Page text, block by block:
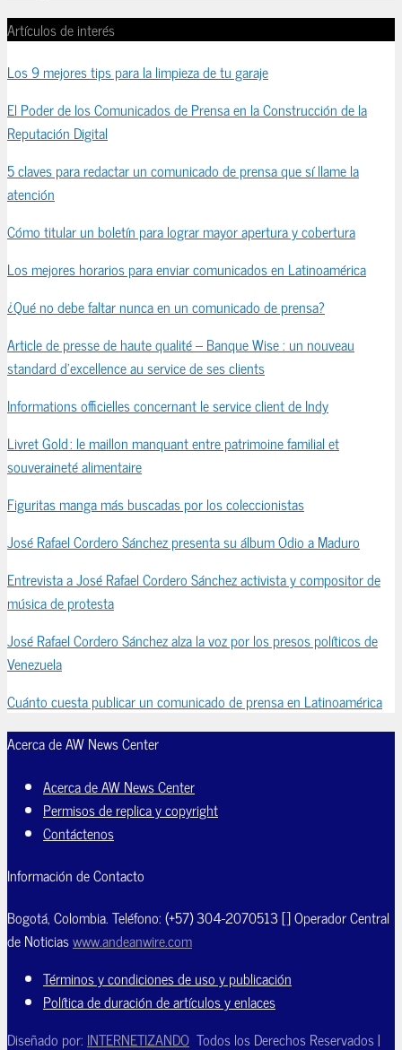
Artículos de interés
Los 9 mejores tips para la limpieza de tu garaje
El Poder de los Comunicados de Prensa en la Construcción de la
Reputación Digital
5 claves para redactar un comunicado de prensa que sí llame la
atención
Cómo titular un boletín para lograr mayor apertura y cobertura
Los mejores horarios para enviar comunicados en Latinoamérica
¿Qué no debe faltar nunca en un comunicado de prensa?
Article de presse de haute qualité – Banque Wise : un nouveau
standard d’excellence au service de ses clients
Informations officielles concernant le service client de Indy
Livret Gold : le maillon manquant entre patrimoine familial et
souveraineté alimentaire
Figuritas manga más buscadas por los coleccionistas
José Rafael Cordero Sánchez presenta su álbum Odio a Maduro
Entrevista a José Rafael Cordero Sánchez activista y compositor de
música de protesta
José Rafael Cordero Sánchez alza la voz por los presos políticos de
Venezuela
Cuánto cuesta publicar un comunicado de prensa en Latinoamérica
Acerca de AW News Center
Acerca de AW News Center
Permisos de replica y copyright
Contáctenos
Información de Contacto
Bogotá, Colombia. Teléfono: (+57) 304-2070513 [] Operador Central
de Noticiaswww.andeanwire.com
Términos y condiciones de uso y publicación
Política de duración de artículos y enlaces
Diseñado por: INTERNETIZANDO Todos los Derechos Reservados |